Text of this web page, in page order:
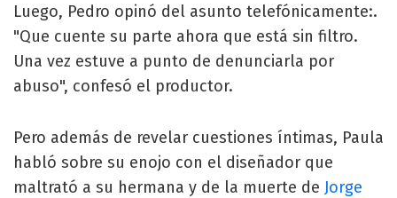
Luego, Pedro opinó del asunto telefónicamente:.
"Que cuente su parte ahora que está sin filtro.
Una vez estuve a punto de denunciarla por
abuso", confesó el productor.
Pero además de revelar cuestiones íntimas, Paula
habló sobre su enojo con el diseñador que
maltrató a su hermana y de la muerte de Jorge